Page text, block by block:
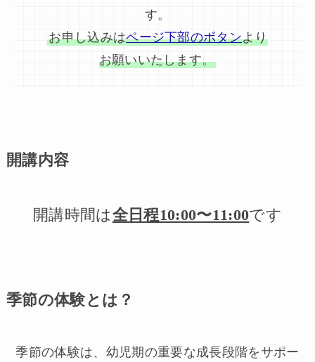
す。
お申し込みはページ下部のボタンより
お願いいたします。
開講内容
開講時間は全日程10:00〜11:00です
季節の体験とは？
季節の体験は、幼児期の重要な成長段階をサポー